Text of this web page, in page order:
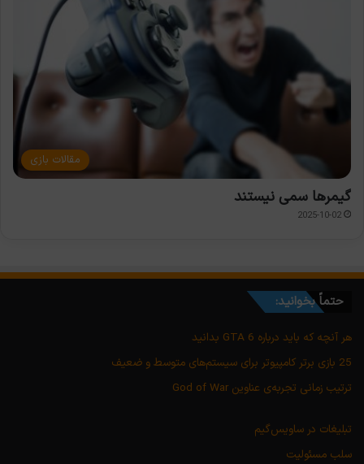
مقالات بازی
گیمرها سمی نیستند
2025-10-02
حتماً بخوانید:
هر آنچه که باید درباره GTA 6 بدانید
25 بازی برتر کامپیوتر برای سیستم‌های متوسط و ضعیف
ترتیب زمانی تجربه‌ی عناوین God of War
تبلیغات در ساویس‌گیم
سلب مسئولیت